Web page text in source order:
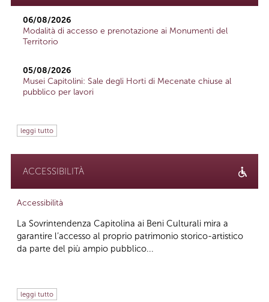
06/08/2026
Modalità di accesso e prenotazione ai Monumenti del
Territorio
05/08/2026
Musei Capitolini: Sale degli Horti di Mecenate chiuse al
pubblico per lavori
leggi tutto
ACCESSIBILITÀ
Accessibilità
La Sovrintendenza Capitolina ai Beni Culturali mira a
garantire l’accesso al proprio patrimonio storico-artistico
da parte del più ampio pubblico...
leggi tutto